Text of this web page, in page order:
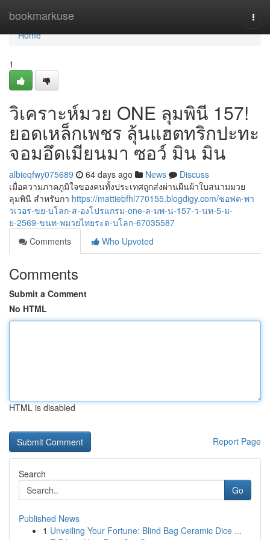
bookmarkuse
Home
Home
1
วิเคราะห์มวย ONE ลุมพินี 157!
ยอดเหล็กเพชร ลุ้นแฮตทริกปะทะ
จอมอึดเมียนมา ซอว์ มิน มิน
albieqfwy075689 64 days ago News
Discuss
เมื่อความภาคภูมิใจของคนทั้งประเทศถูกส่งผ่านผืนผ้าใบสนามมวย
ลุมพินี สำหรับกา https://mattiebfhl770155.blogdigy.com/ซอฟต-พา
วเวอร-ขย-บโลก-ส-องโปรแกรม-one-ล-มพ-น-157-ว-นท-5-ม-
ย-2569-ขนท-พมวยไทยระด-บโลก-67035587
Comments
Who Upvoted
Comments
Submit a Comment
No HTML
HTML is disabled
Report Page
Search
Go
Published News
1 Unveiling Your Fortune: Blind Bag Ceramic Dice ...